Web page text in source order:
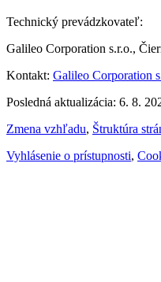
Technický prevádzkovateľ:
Galileo Corporation s.r.o.,
Kontakt: Galileo Corporation
Posledná aktualizácia: 6. 8.
Zmena vzhľadu, Štruktúra
Vyhlásenie o prístupnosti,